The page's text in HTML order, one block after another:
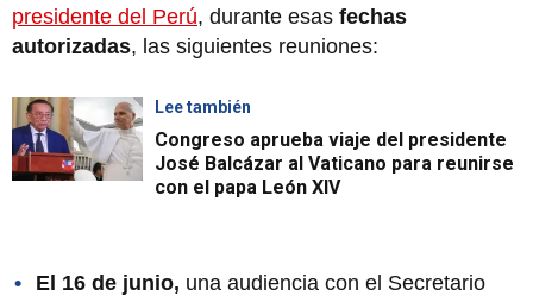
presidente del Perú, durante esas fechas
autorizadas, las siguientes reuniones:
Lee también
Congreso aprueba viaje del presidente
José Balcázar al Vaticano para reunirse
con el papa León XIV
El 16 de junio, una audiencia con el Secretario